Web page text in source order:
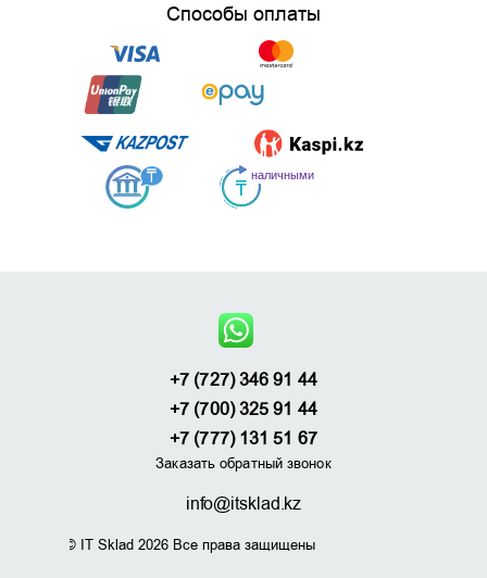
Способы оплаты
+7 (727) 346 91 44
+7 (700) 325 91 44
+7 (777) 131 51 67
Заказать обратный звонок
info@itsklad.kz
© IT Sklad 2026 Все права защищены